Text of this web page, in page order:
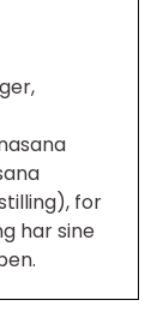
for
har sine